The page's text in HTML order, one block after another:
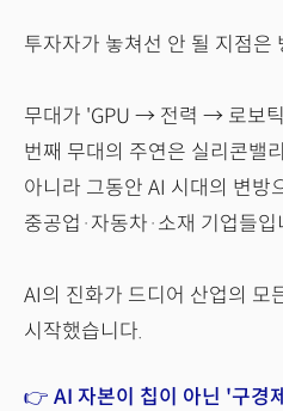
투자자가 놓쳐선 안 될 지점은
무대가 'GPU → 전력 → 로보
번째 무대의 주연은 실리콘밸
아니라 그동안 AI 시대의 변방
중공업·자동차·소재 기업들입
AI의 진화가 드디어 산업의 모
시작했습니다.
👉 AI 자본이 칩이 아닌 '구경